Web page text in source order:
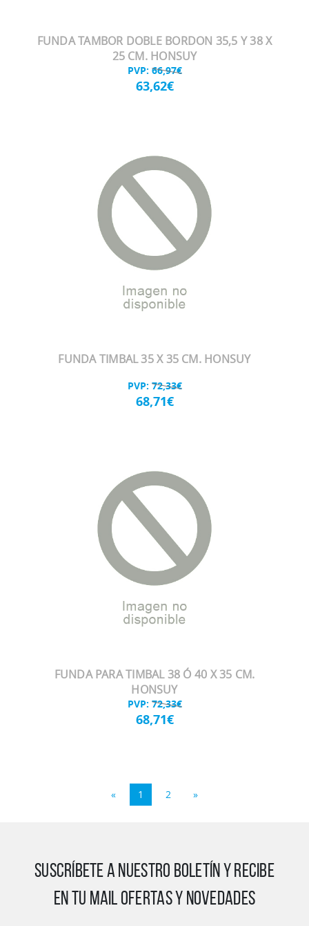
FUNDA TAMBOR DOBLE BORDON 35,5 Y 38 X
25 CM. HONSUY
PVP: 66,97€
63,62€
FUNDA TIMBAL 35 X 35 CM. HONSUY
PVP: 72,33€
68,71€
FUNDA PARA TIMBAL 38 Ó 40 X 35 CM.
HONSUY
PVP: 72,33€
68,71€
« 1 2 »
SUSCRÍBETE A NUESTRO BOLETÍN Y RECIBE
EN TU MAIL OFERTAS Y NOVEDADES